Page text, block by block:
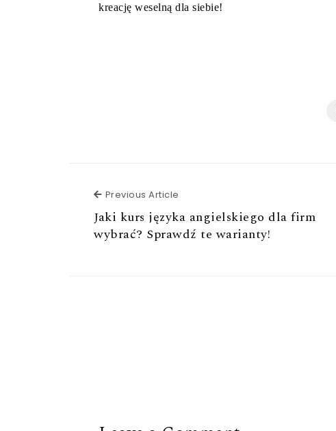
kreację weselną dla siebie!
Previous Article
Jaki kurs języka angielskiego dla firm
wybrać? Sprawdź te warianty!